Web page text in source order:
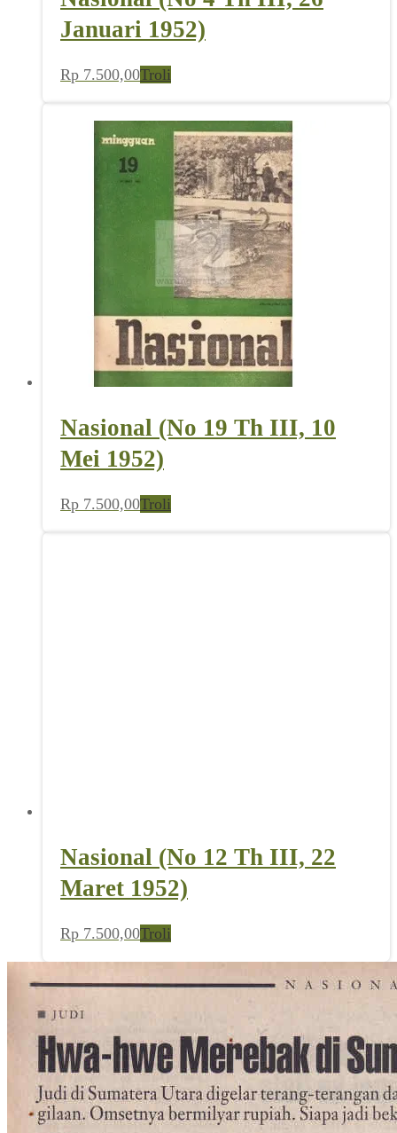
Januari 1952)
Rp 7.500,00Troli
Nasional (No 19 Th III, 10
Mei 1952)
Rp 7.500,00Troli
Nasional (No 12 Th III, 22
Maret 1952)
Rp 7.500,00Troli